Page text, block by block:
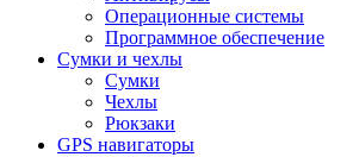
Операционные системы
Программное обеспечение
Сумки и чехлы
Сумки
Чехлы
Рюкзаки
GPS навигаторы